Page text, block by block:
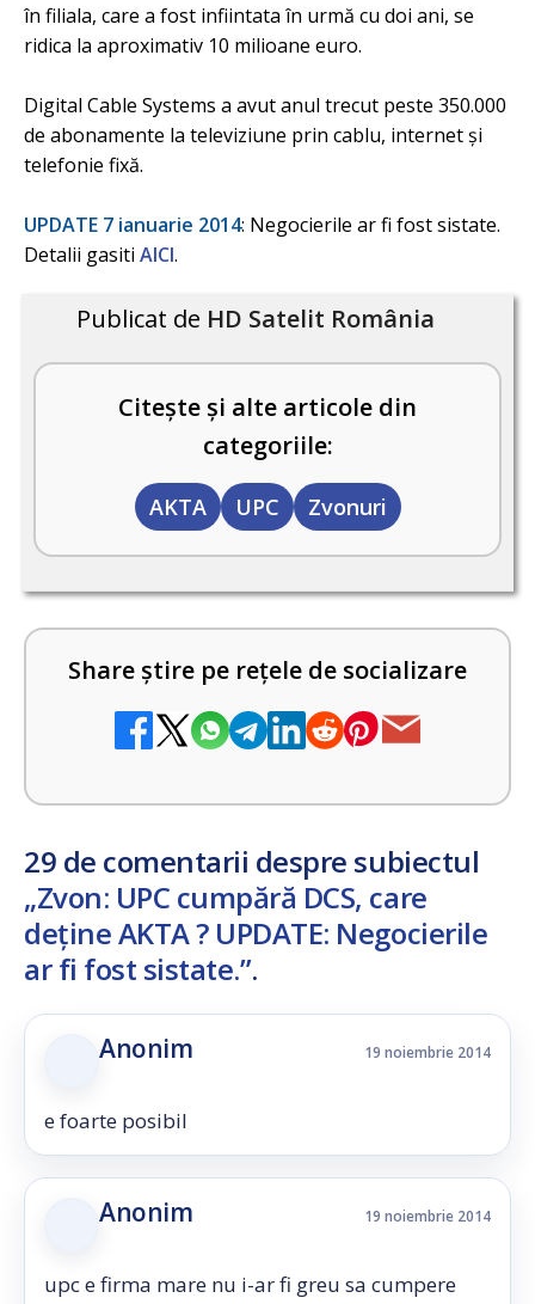
în filiala, care a fost infiintata în urmă cu doi ani, se
ridica la aproximativ 10 milioane euro.
Digital Cable Systems a avut anul trecut peste 350.000
de abonamente la televiziune prin cablu, internet şi
telefonie fixă.
UPDATE 7 ianuarie 2014: Negocierile ar fi fost sistate.
Detalii gasiti AICI.
Publicat de HD Satelit România
Citește și alte articole din
categoriile:
AKTA UPC Zvonuri
Share știre pe rețele de socializare
29 de comentarii despre subiectul
„Zvon: UPC cumpără DCS, care
deține AKTA ? UPDATE: Negocierile
ar fi fost sistate.”.
Anonim 19 noiembrie 2014
e foarte posibil
Anonim 19 noiembrie 2014
upc e firma mare nu i-ar fi greu sa cumpere